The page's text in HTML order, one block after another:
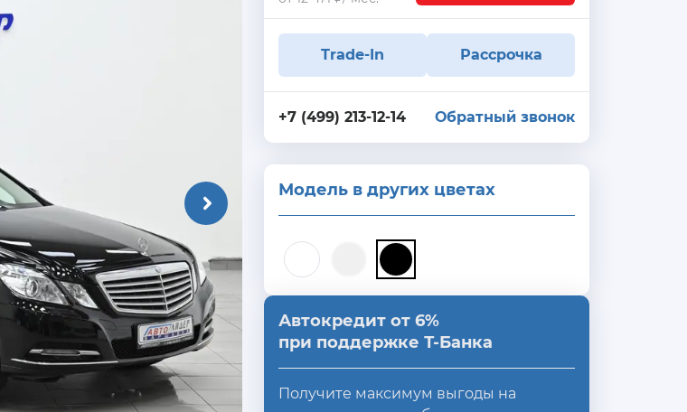
Trade-In Рассрочка
+7 (499) 213-12-14 Обратный звонок
Модель в других цветах
Автокредит от 6%
при поддержке Т-Банка
Получите максимум выгоды на